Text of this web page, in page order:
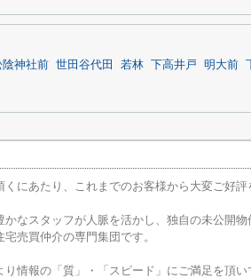
陰神社前 世田谷代田 若林 下高井戸 明大前
にあたり、これまでのお客様から大変ご好
なスタッフが人脈を活かし、独自の未公開
売買仲介の専門集団です。
り情報の「質」・「スピード」にご満足を頂